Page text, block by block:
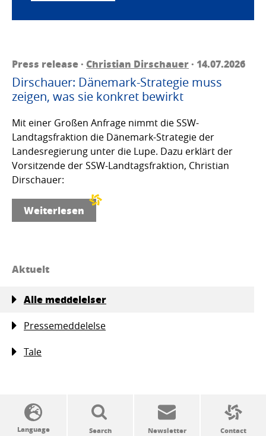
Press release · Christian Dirschauer· 14.07.2026
Dirschauer: Dänemark-Strategie muss
zeigen, was sie konkret bewirkt
Mit einer Großen Anfrage nimmt die SSW-
Landtagsfraktion die Dänemark-Strategie der
Landesregierung unter die Lupe. Dazu erklärt der
Vorsitzende der SSW-Landtagsfraktion, Christian
Dirschauer:
Weiterlesen
Aktuelt
Alle meddelelser
Pressemeddelelse
Tale
SSW politics from A to Z